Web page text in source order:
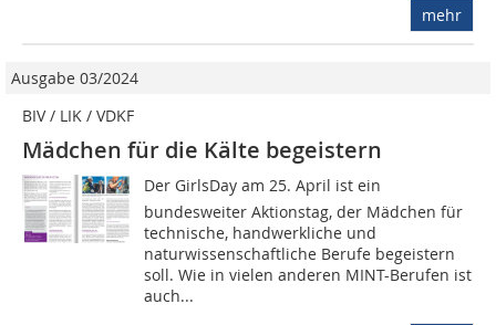
mehr
Ausgabe 03/2024
BIV / LIK / VDKF
Mädchen für die Kälte begeistern
Der GirlsDay am 25. April ist ein
bundesweiter Aktionstag, der Mädchen für
technische, handwerkliche und
naturwissenschaftliche Berufe begeistern
soll. Wie in vielen anderen MINT-Berufen ist
auch...